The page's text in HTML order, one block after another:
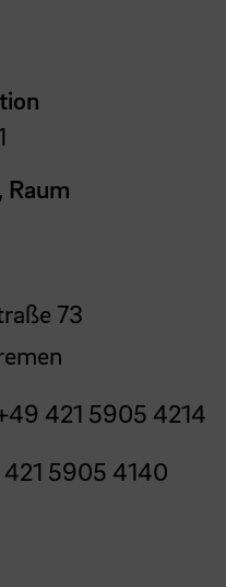
Raum
73
421 5905 4214
5905 4140